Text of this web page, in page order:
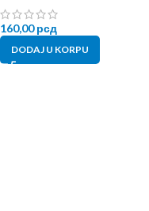
160,00рсд
DODAJ U KORPU